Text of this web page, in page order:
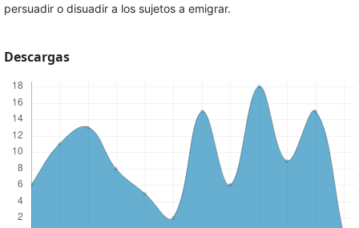
persuadir o disuadir a los sujetos a emigrar.
Descargas